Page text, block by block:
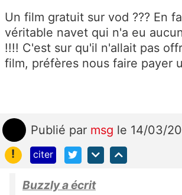
Un film gratuit sur vod ??? En
véritable navet qui n'a eu
!!!! C'est sur qu'il n'allait pas
film, préfères nous faire payer
Publié par msg le 14/03/
!
citer
Buzzly a écrit